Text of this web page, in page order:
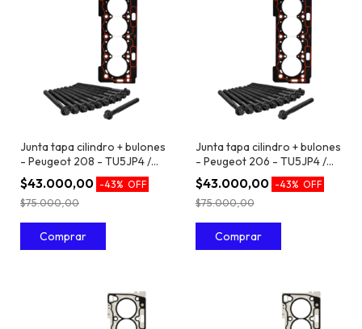
Junta tapa cilindro + bulones
- Peugeot 208 - TU5JP4 /
EC5 1.6 16V
$43.000,00 -43% OFF
$75.000,00
Junta tapa cilindro + bulones
- Peugeot 206 - TU5JP4 /
EC5 1.6 16V
$43.000,00 -43% OFF
$75.000,00